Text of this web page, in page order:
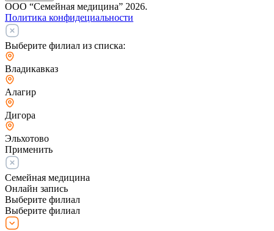
ООО “Семейная медицина” 2026.
Политика конфидециальности
Выберите филиал из списка:
Владикавказ
Алагир
Дигора
Эльхотово
Применить
Семейная медицина
Онлайн запись
Выберите филиал
Выберите филиал